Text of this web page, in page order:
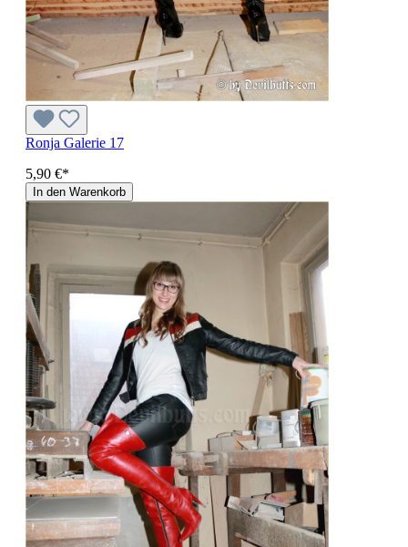
Ronja Galerie 17
5,90 €*
In den Warenkorb